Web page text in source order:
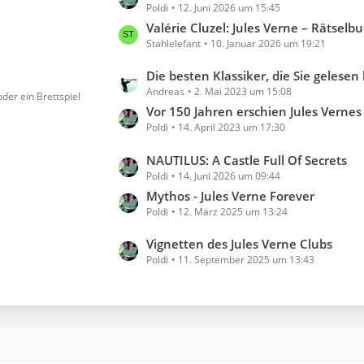
e
t
z
e
e
r
g
Poldi 12. Juni 2026 um 15:45
Valérie Cluzel: Jules Verne –
Stahlelefant 10. Januar 2026 um 19:21
ein Brettspiel
L
e
t
z
e
e
r
e
Die besten Klassiker, die Sie gelesen
Andreas 2. Mai 2023 um 15:08
Vor 150 Jahren erschien Jules Vernes „Reise um die Welt
Poldi 14. April 2023 um 17:30
L
e
t
z
e
i
NAUTILUS: A Castle Full Of Secrets
Poldi 14. Juni 2026 um 09:44
Mythos - Jules Verne Forever
Poldi 12. März 2025 um 13:24
L
e
Vignetten des Jules Verne Clubs
Poldi 11. September 2025 um 13:43